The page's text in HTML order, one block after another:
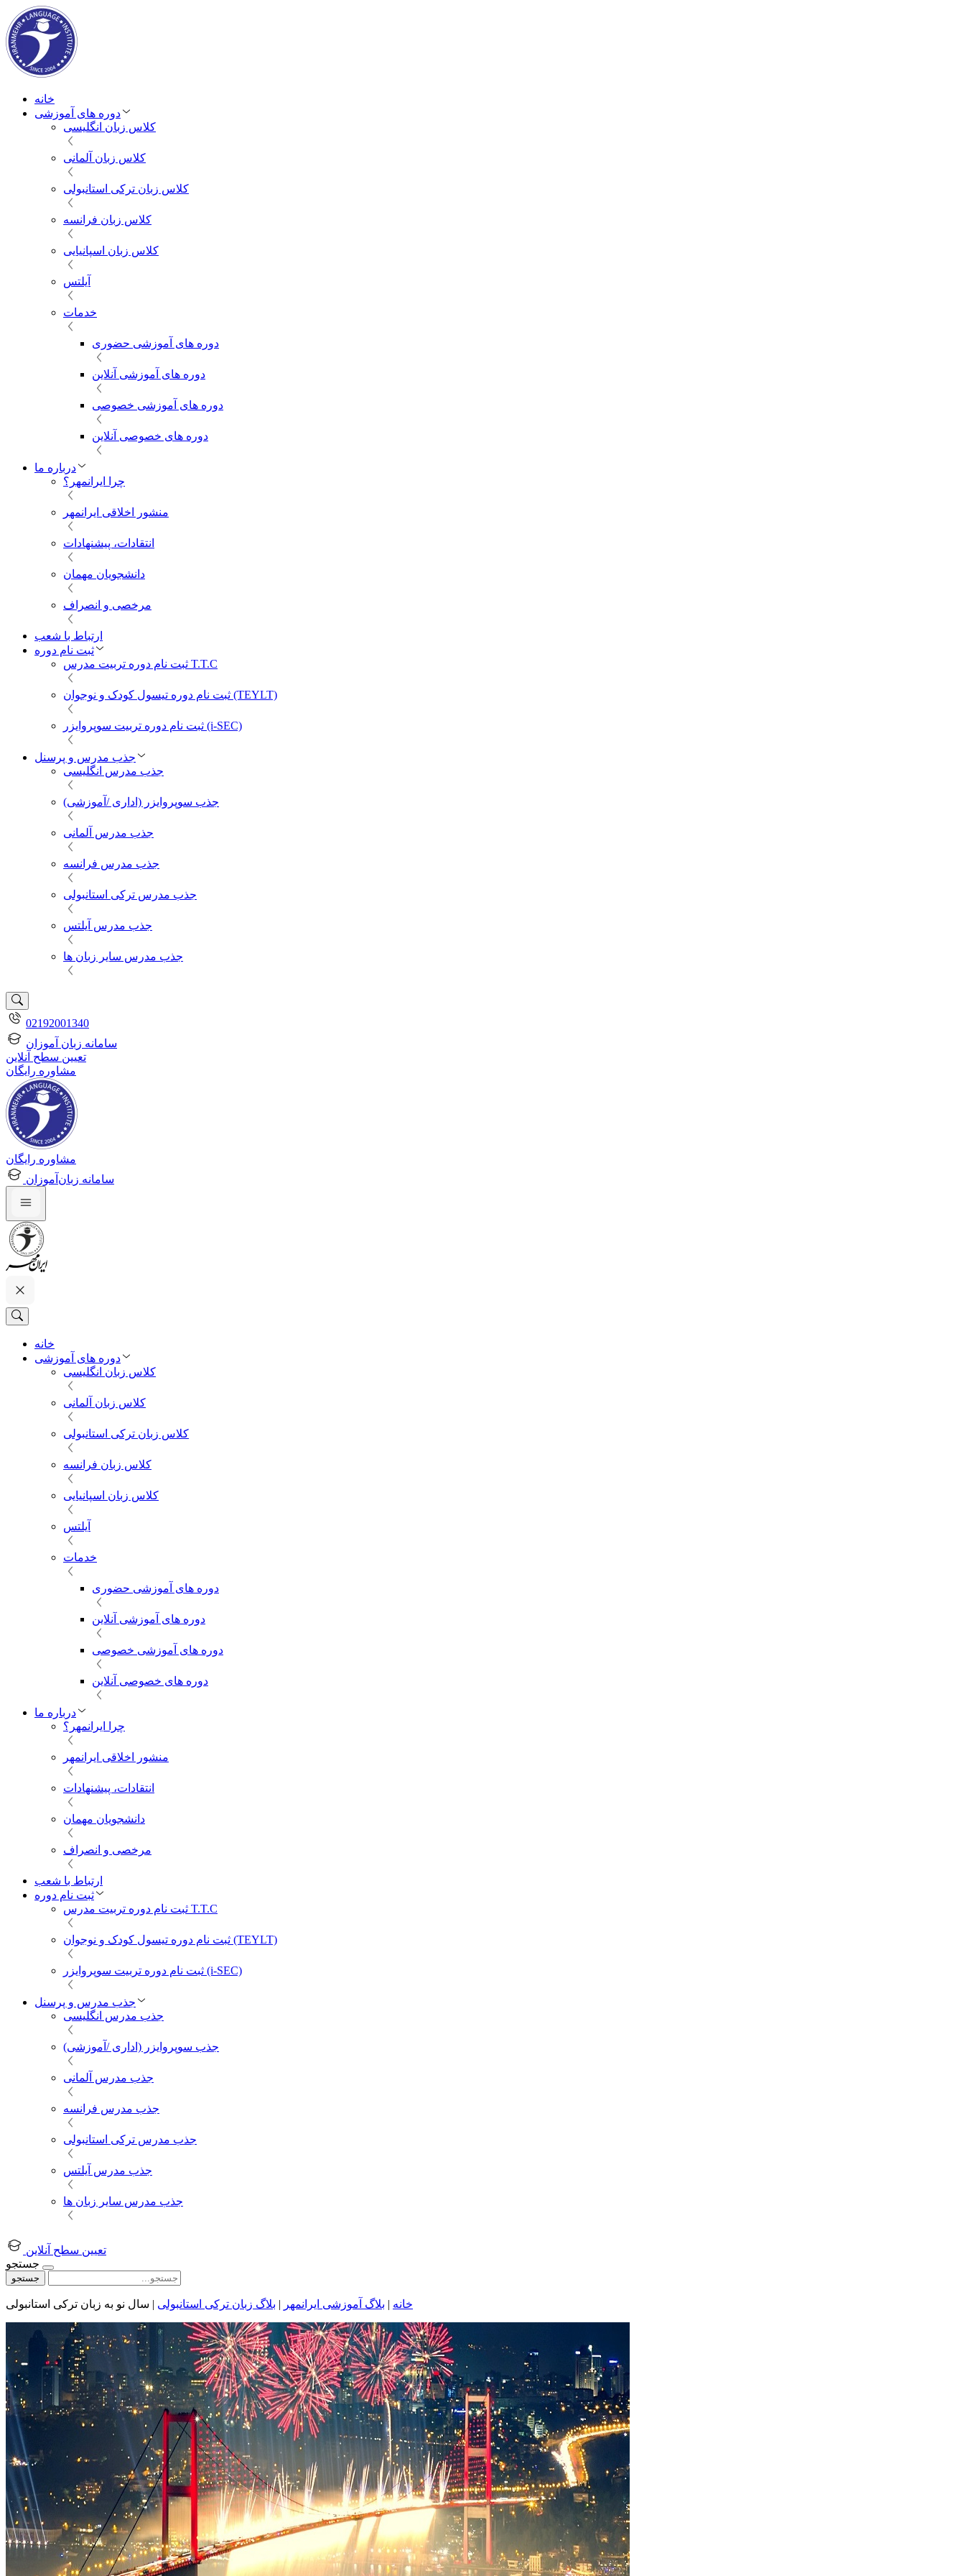
خانه
دوره های آموزشی
کلاس زبان انگلیسی
کلاس زبان آلمانی
کلاس زبان ترکی استانبولی
کلاس زبان فرانسه
کلاس زبان اسپانیایی
آیلتس
خدمات
دوره های آموزشی حضوری
دوره های آموزشی آنلاین
دوره های آموزشی خصوصی
دوره های خصوصی آنلاین
درباره ما
چرا ایرانمهر؟
منشور اخلاقی ایرانمهر
انتقادات، پیشنهادات
دانشجویان مهمان
مرخصی و انصراف
ارتباط با شعب
ثبت نام دوره
ثبت نام دوره تربیت مدرس T.T.C
ثبت نام دوره تیسول کودک و نوجوان (TEYLT)
ثبت نام دوره تربیت سوپروایزر (i-SEC)
جذب مدرس و پرسنل
جذب مدرس انگلیسی
جذب سوپروایزر (اداری /آموزشی)
جذب مدرس آلمانی
جذب مدرس فرانسه
جذب مدرس ترکی استانبولی
جذب مدرس آیلتس
جذب مدرس سایر زبان ها
02192001340
سامانه زبان آموزان
تعیین سطح آنلاین
مشاوره رایگان
مشاوره رایگان
سامانه زبان‌آموزان
خانه
دوره های آموزشی
کلاس زبان انگلیسی
کلاس زبان آلمانی
کلاس زبان ترکی استانبولی
کلاس زبان فرانسه
کلاس زبان اسپانیایی
آیلتس
خدمات
دوره های آموزشی حضوری
دوره های آموزشی آنلاین
دوره های آموزشی خصوصی
دوره های خصوصی آنلاین
درباره ما
چرا ایرانمهر؟
منشور اخلاقی ایرانمهر
انتقادات، پیشنهادات
دانشجویان مهمان
مرخصی و انصراف
ارتباط با شعب
ثبت نام دوره
ثبت نام دوره تربیت مدرس T.T.C
ثبت نام دوره تیسول کودک و نوجوان (TEYLT)
ثبت نام دوره تربیت سوپروایزر (i-SEC)
جذب مدرس و پرسنل
جذب مدرس انگلیسی
جذب سوپروایزر (اداری /آموزشی)
جذب مدرس آلمانی
جذب مدرس فرانسه
جذب مدرس ترکی استانبولی
جذب مدرس آیلتس
جذب مدرس سایر زبان ها
تعیین سطح آنلاین
جستجو
جستجو
خانه | بلاگ آموزشی ایرانمهر | بلاگ زبان ترکی استانبولی | سال نو به زبان ترکی استانبولی